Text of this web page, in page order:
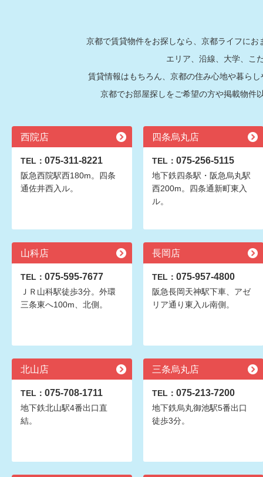
京都で賃貸物件をお探しなら、京都ライフに
エリア、沿線、大学、こ
賃貸情報はもちろん、京都の住み心地や暮ら
京都でお部屋探しをご希望の方や掲載物件
西院店
TEL： 075-311-8221
阪急西院駅西180m。四条
通佐井西入ル。
四条烏丸店
TEL： 075-256-5115
地下鉄四条駅・阪急烏丸駅
西200m。四条通新町東入
ル。
山科店
TEL： 075-595-7677
ＪＲ山科駅徒歩3分。外環
三条東へ100m、北側。
長岡店
TEL： 075-957-4800
阪急長岡天神駅下車、アゼ
リア通り東入ル南側。
北山店
TEL： 075-708-1711
地下鉄北山駅4番出口直
結。
三条烏丸店
TEL： 075-213-7200
地下鉄烏丸御池駅5番出口
徒歩3分。